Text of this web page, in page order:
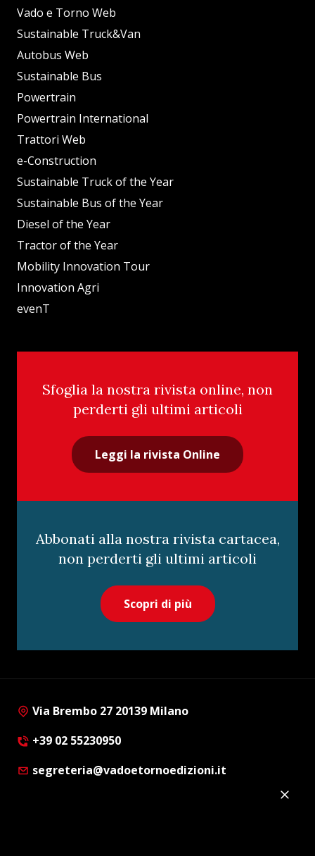
Vado e Torno Web
Sustainable Truck&Van
Autobus Web
Sustainable Bus
Powertrain
Powertrain International
Trattori Web
e-Construction
Sustainable Truck of the Year
Sustainable Bus of the Year
Diesel of the Year
Tractor of the Year
Mobility Innovation Tour
Innovation Agri
evenT
Sfoglia la nostra rivista online, non
perderti gli ultimi articoli
Leggi la rivista Online
Abbonati alla nostra rivista cartacea,
non perderti gli ultimi articoli
Scopri di più
Via Brembo 27 20139 Milano
+39 02 55230950
segreteria@vadoetornoedizioni.it